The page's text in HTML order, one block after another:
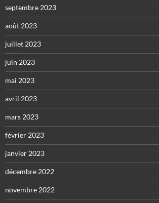
septembre 2023
août 2023
juillet 2023
juin 2023
mai 2023
avril 2023
mars 2023
février 2023
janvier 2023
décembre 2022
novembre 2022